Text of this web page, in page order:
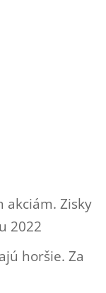
akciám. Zisky
2022
horšie. Za